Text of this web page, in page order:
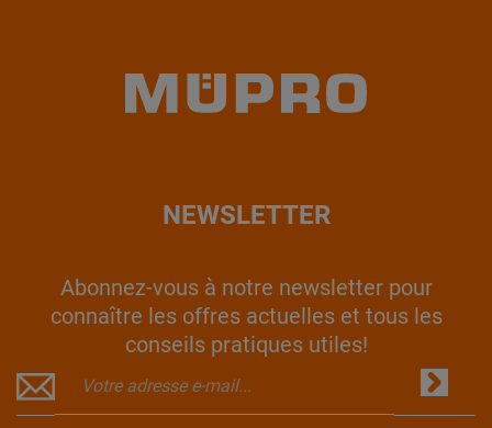
NEWSLETTER
Abonnez-vous à notre newsletter pour
connaître les offres actuelles et tous les
conseils pratiques utiles!